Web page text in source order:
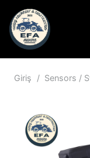
Giriş / Sensors /